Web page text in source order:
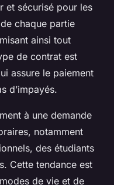
et sécurisé pour les
chaque partie
ainsi tout
de contrat est
assure le paiement
d’impayés.
à une demande
notamment
des étudiants
Cette tendance est
de vie et de